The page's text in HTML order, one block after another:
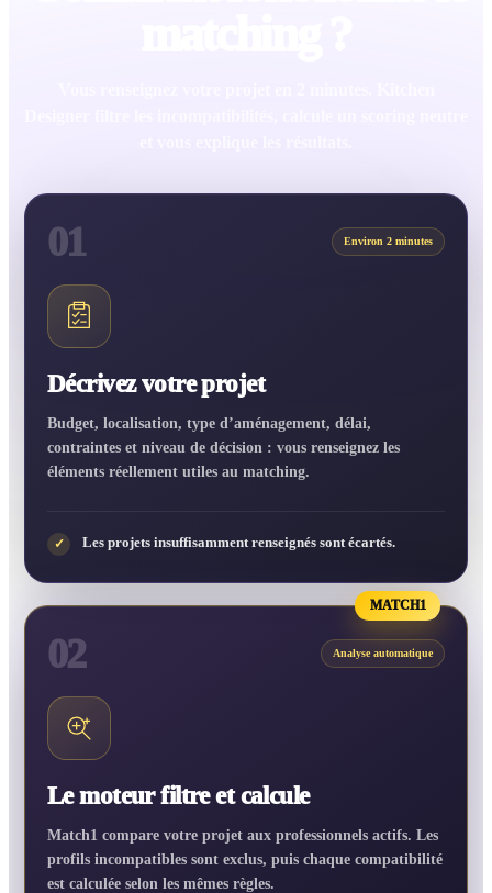
01 Environ 2 minutes
Décrivez votre projet
Budget, localisation, type d’aménagement, délai,
contraintes et niveau de décision : vous renseignez les
éléments réellement utiles au matching.
✓ Les projets insuffisamment renseignés sont écartés.
MATCH1
02 Analyse automatique
Le moteur filtre et calcule
Match1 compare votre projet aux professionnels actifs. Les
profils incompatibles sont exclus, puis chaque compatibilité
est calculée selon les mêmes règles.